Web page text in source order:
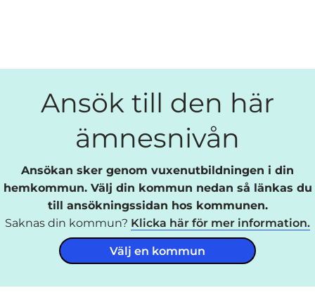
Ansök till den här
ämnesnivån
Ansökan sker genom vuxenutbildningen i din
hemkommun. Välj din kommun nedan så länkas du
till ansökningssidan hos kommunen.
Saknas din kommun? Klicka här för mer information.
Välj en kommun